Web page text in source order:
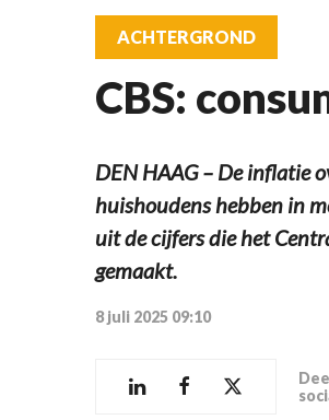
ACHTERGROND
CBS:
DEN HAAG – De inflatie
huishoudens hebben in
uit de cijfers die het
gemaakt.
8 juli 2025 09:10